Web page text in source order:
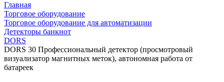
Главная
Торговое оборудование
Торговое оборудование для автоматизации
Детекторы банкнот
DORS
DORS 30 Профессиональный детектор (просмотровый
визуализатор магнитных меток), автономная работа от
батареек